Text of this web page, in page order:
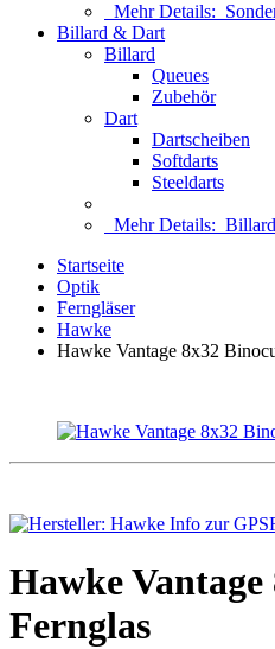
Mehr Details:
Billard & Dart
Billard
Queues
Zubehör
Dart
Dartscheiben
Softdarts
Steeldarts
Mehr Details:
Startseite
Optik
Ferngläser
Hawke
Hawke Vantage 8x32
Hawke
Fernglas